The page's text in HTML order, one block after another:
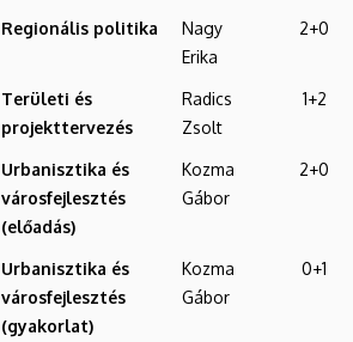
Regionális politika
Nagy
Erika
2+0
Területi és
projekttervezés
Radics
Zsolt
1+2
Urbanisztika és
városfejlesztés
(előadás)
Kozma
Gábor
2+0
Urbanisztika és
városfejlesztés
(gyakorlat)
Kozma
Gábor
0+1